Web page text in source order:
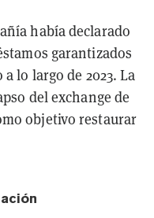
había declarado
garantizados
a lo largo de 2023. La
del exchange de
objetivo restaurar